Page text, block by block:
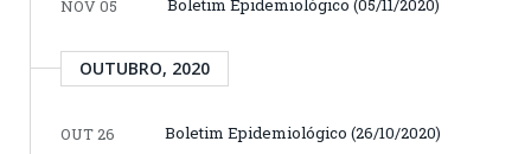
NOV 05
Boletim Epidemiológico (05/11/2020)
OUTUBRO, 2020
OUT 26
Boletim Epidemiológico (26/10/2020)